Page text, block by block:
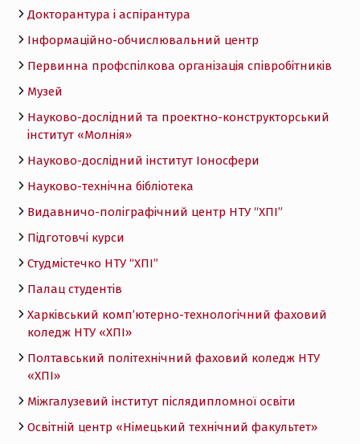
Докторантура і аспірантура
Інформаційно-обчислювальний центр
Первинна профспілкова організація співробітників
Музей
Науково-дослідний та проектно-конструкторський
інститут «Молнія»
Науково-дослідний інститут Іоносфери
Науково-технічна бібліотека
Видавничо-поліграфічний центр НТУ “ХПІ”
Підготовчі курси
Студмістечко НТУ “ХПІ”
Палац студентів
Харківський комп’ютерно-технологічний фаховий
коледж НТУ «ХПI»
Полтавський політехнічний фаховий коледж НТУ
«ХПI»
Міжгалузевий інститут післядипломної освіти
Освітній центр «Німецький технічний факультет»